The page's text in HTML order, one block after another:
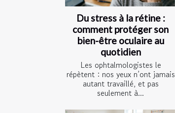
Du stress à la rétine :
comment protéger son
bien-être oculaire au
quotidien
Les ophtalmologistes le
répètent : nos yeux n’ont jamais
autant travaillé, et pas
seulement à...